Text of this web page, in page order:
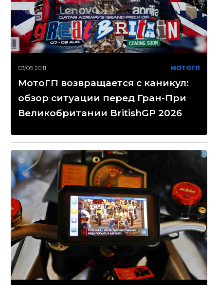
03/08 20:11 МОТОГП
МотоГП возвращается с каникул:
обзор ситуации перед Гран-При
Великобритании BritishGP 2026